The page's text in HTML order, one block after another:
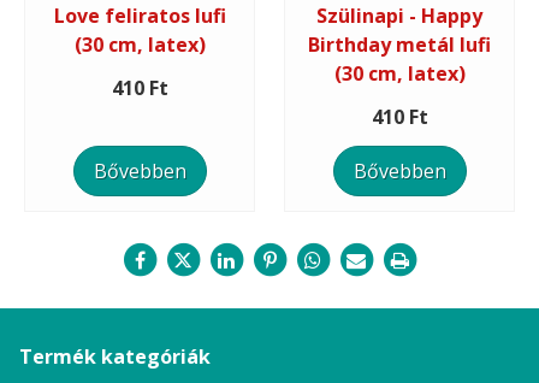
Love feliratos lufi
(30 cm, latex)
410 Ft
Bővebben
Szülinapi - Happy
Birthday metál lufi
(30 cm, latex)
410 Ft
Bővebben
Termék kategóriák